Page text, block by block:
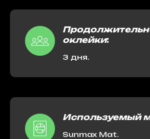
оклейки:
3 дня.
Используемый
Sunmax Mat.